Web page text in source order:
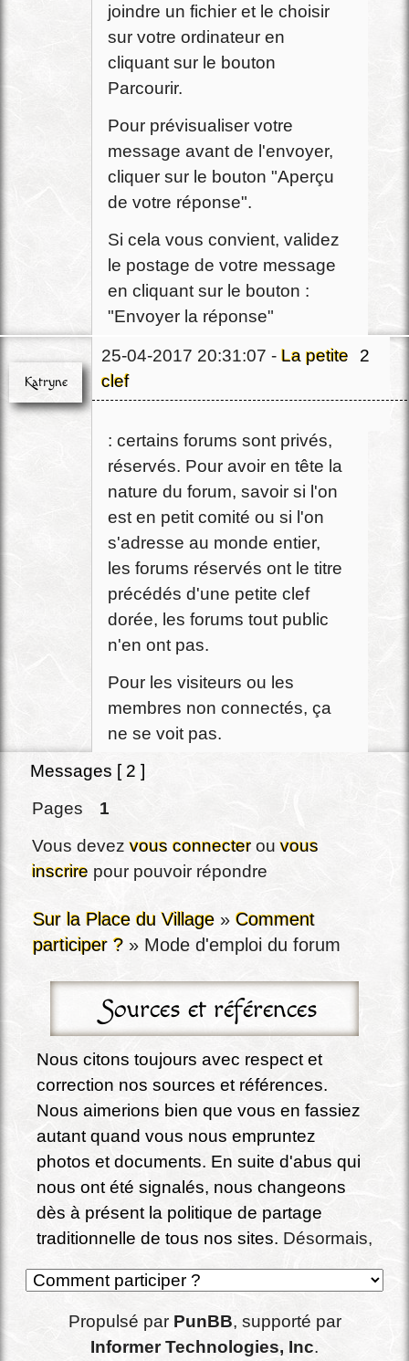
joindre un fichier et le choisir
sur votre ordinateur en
cliquant sur le bouton
Parcourir.
Pour prévisualiser votre
message avant de l'envoyer,
cliquer sur le bouton "Aperçu
de votre réponse".
Si cela vous convient, validez
le postage de votre message
en cliquant sur le bouton :
"Envoyer la réponse"
2
Katryne
25-04-2017 20:31:07 - La petite
clef
: certains forums sont privés,
réservés. Pour avoir en tête la
nature du forum, savoir si l'on
est en petit comité ou si l'on
s'adresse au monde entier,
les forums réservés ont le titre
précédés d'une petite clef
dorée, les forums tout public
n'en ont pas.
Pour les visiteurs ou les
membres non connectés, ça
ne se voit pas.
Messages [ 2 ]
Pages
1
Vous devezvous connecterouvous
inscrire pour pouvoir répondre
Sur la Place du Village » Comment
participer ? » Mode d'emploi du forum
Sources et références
Nous citons toujours avec respect et
correction nos sources et références.
Nous aimerions bien que vous en fassiez
autant quand vous nous empruntez
photos et documents. En suite d'abus qui
nous ont été signalés, nous changeons
dès à présent la politique de partage
traditionnelle de tous nos sites. Désormais,
tous nos écrits, documents, photos et
conception de site sont partagés sous la
licence Creative commons :
Propulsé par PunBB, supporté par
Informer Technologies, Inc.